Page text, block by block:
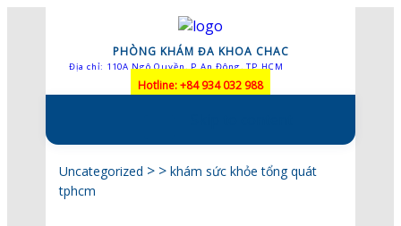
PHÒNG KHÁM ĐA KHOA CHAC
Địa chỉ: 110A Ngô Quyền, P.An Đông, TP.HCM
Hotline: +84 934 032 988
Uncategorized > >khám sức khỏe tổng quát
tphcm